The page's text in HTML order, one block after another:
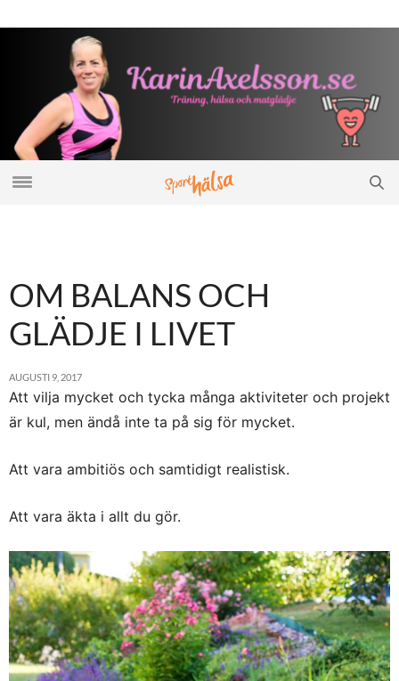
OM BALANS OCH
GLÄDJE I LIVET
AUGUSTI 9, 2017
Att vilja mycket och tycka många aktiviteter och projekt
är kul, men ändå inte ta på sig för mycket.
Att vara ambitiös och samtidigt realistisk.
Att vara äkta i allt du gör.